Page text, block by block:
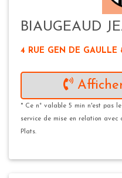
BIAUGEAUD
4 RUE GEN DE GAULLE
* Ce n° valable 5 min n'est pas
service de mise en relation avec
Plats.